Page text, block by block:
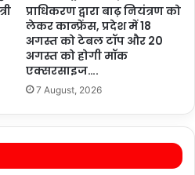
प्राधिकरण द्वारा बाढ़ नियंत्रण को
लेकर कान्फ्रेंस, प्रदेश में 18
अगस्त को टेबल टॉप और 20
अगस्त को होगी मॉक
एक्सरसाइज….
7 August, 2026